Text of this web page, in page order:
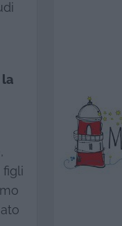
la
figli